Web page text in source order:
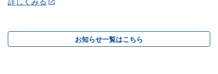
詳しくみる
お知らせ一覧はこちら